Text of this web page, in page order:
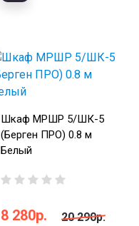
Шкаф МРШР 5/ШК-5
(Берген ПРО) 0.8 м
Белый
8 280р. 20 290р.